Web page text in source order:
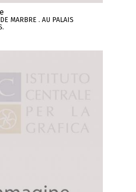
MARBRE . AU PALAIS